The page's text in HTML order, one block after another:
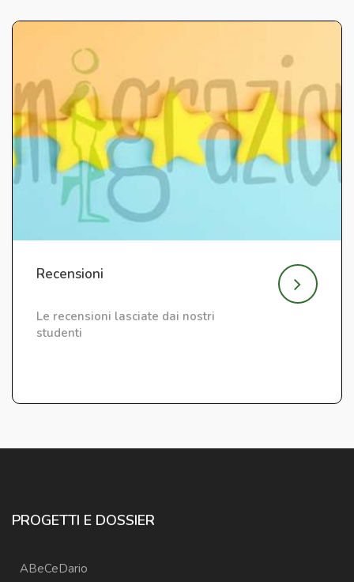
Recensioni
Le recensioni lasciate dai nostri
studenti
PROGETTI E DOSSIER
ABeCeDario